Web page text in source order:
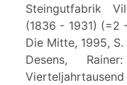
Steingutfabrik
(1836 - 1931) (=2
Die Mitte, 1995, S.
Desens,